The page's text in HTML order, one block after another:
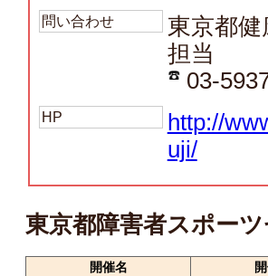
問い合わせ
東京都
担当
03-
HP
http://
uji/
東京都障害者スポー
開催名